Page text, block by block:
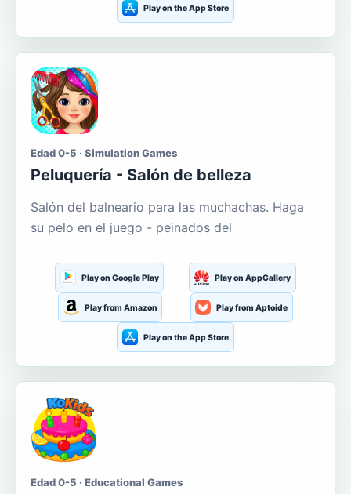
Play on the App Store
Edad 0-5 · Simulation Games
Peluquería - Salón de belleza
Salón del balneario para las muchachas. Haga
su pelo en el juego - peinados del
Play on Google Play Play on AppGallery
Play from Amazon Play from Aptoide
Play on the App Store
Edad 0-5 · Educational Games